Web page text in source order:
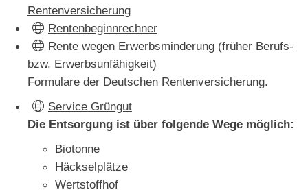
Rentenversicherung
Rentenbeginnrechner
Rente wegen Erwerbsminderung (früher Berufs-
bzw. Erwerbsunfähigkeit)
Formulare der Deutschen Rentenversicherung.
Service Grüngut
Die Entsorgung ist über folgende Wege möglich:
Biotonne
Häckselplätze
Wertstoffhof